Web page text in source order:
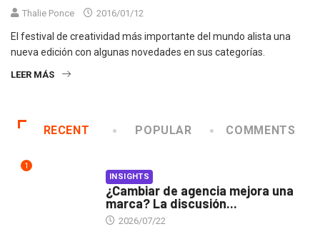
Thalie Ponce 2016/01/12
El festival de creatividad más importante del mundo alista una
nueva edición con algunas novedades en sus categorías.
LEER MÁS
RECENT POPULAR COMMENTS
1
INSIGHTS
¿Cambiar de agencia mejora una
marca? La discusión...
2026/07/22